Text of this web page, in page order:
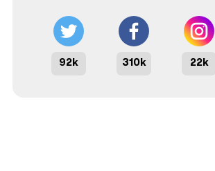
92k 310k 22k